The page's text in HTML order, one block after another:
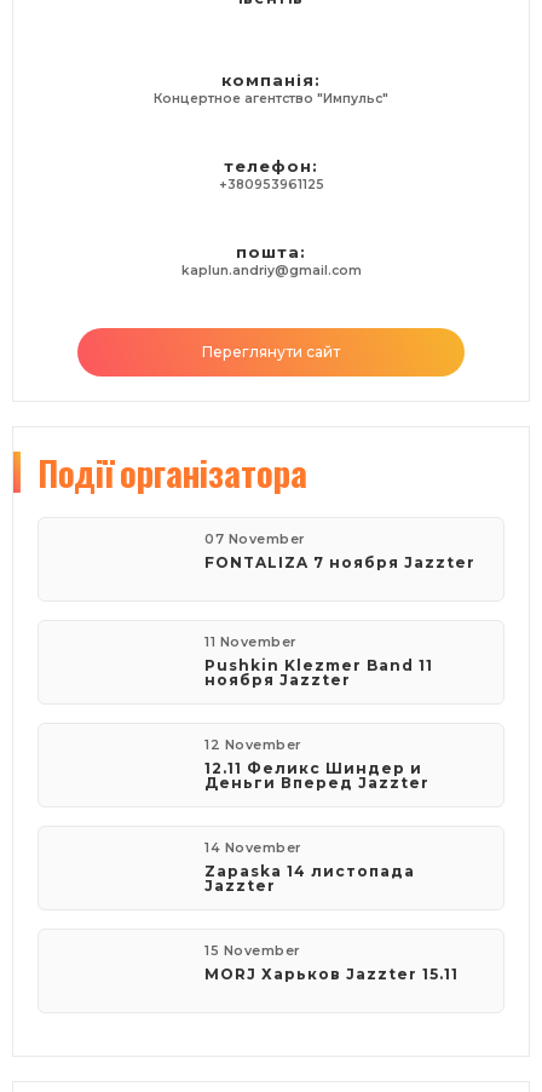
компанія:
Концертное агентство "Импульс"
телефон:
+380953961125
пошта:
kaplun.andriy@gmail.com
Переглянути сайт
Подіїорганізатора
07 November
FONTALIZA 7 ноября Jazzter
11 November
Pushkin Klezmer Band 11
ноября Jazzter
12 November
12.11 Феликс Шиндер и
Деньги Вперед Jazzter
14 November
Zapaska 14 листопада
Jazzter
15 November
MORJ Харьков Jazzter 15.11